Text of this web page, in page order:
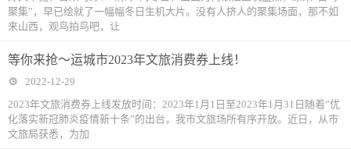
聚集”，早已绘就了一幅幅冬日生机大片。没有人挤人的聚集场面，那不如
来山西，观鸟拍鸟吧，让
等你来抢～运城市2023年文旅消费券上线！
2022-12-29
2023年文旅消费券上线发放时间：2023年1月1日至2023年1月31日随着“优
化落实新冠肺炎疫情新十条”的出台，我市文旅场所有序开放。近日，从市
文旅局获悉，为加